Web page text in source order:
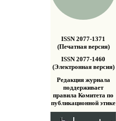
ISSN 2077-1371
(Печатная версия)
ISSN 2077-1460
(Электронная версия)
Редакция журнала
поддерживает
правила Комитета по
публикационной этике